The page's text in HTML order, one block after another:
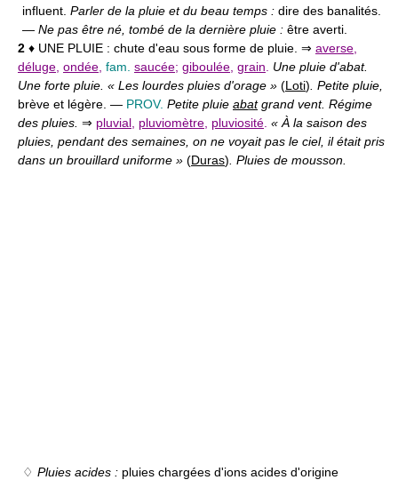
influent. Parler de la pluie et du beau temps : dire des banalités.
— Ne pas être né, tombé de la dernière pluie : être averti.
2 ♦ UNE PLUIE : chute d'eau sous forme de pluie. ⇒ averse
déluge ondée fam. saucée; giboulée grain
Une pluie d'abat.
Une forte pluie. « Les lourdes pluies d'orage » (Loti) . Petite pluie,
brève et légère. — PROV. Petite pluie abatgrand vent. Régime
des pluies. ⇒ pluvial pluviomètre pluviosité « À la saison des
pluies, pendant des semaines, on ne voyait pas le ciel, il était pris
dans un brouillard uniforme » (Duras) . Pluies de mousson.
♢ Pluies acides : pluies chargées d'ions acides d'origine